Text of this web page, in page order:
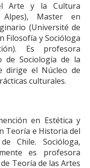
Arte y la Cultura
Master en
(Université de
Filosofía y Socióloga
Es profesora
de Sociología de la
dirige el Núcleo de
culturales.
en Estética y
Teoría e Historia del
Chile. Socióloga,
es profesora
Teoría de las Artes